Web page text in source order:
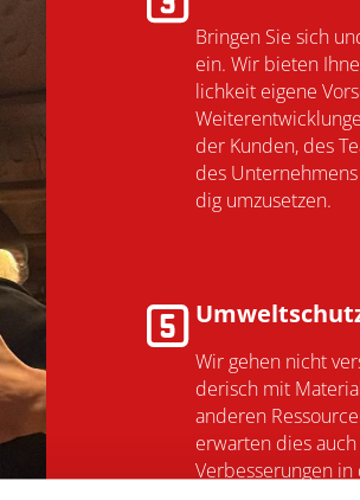
Bringen Sie sich
ein. Wir bieten
lich­keit eige­ne
der Kun­den, des
des
dig umzu­setzen.
Wir gehen nicht
derisch mit
anderen
er­war­ten dies
Ver­bes­se­run­gen in